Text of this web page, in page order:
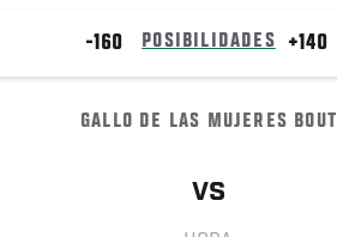
-160 POSIBILIDADES +140
GALLO DE LAS MUJERES BOUT
VS